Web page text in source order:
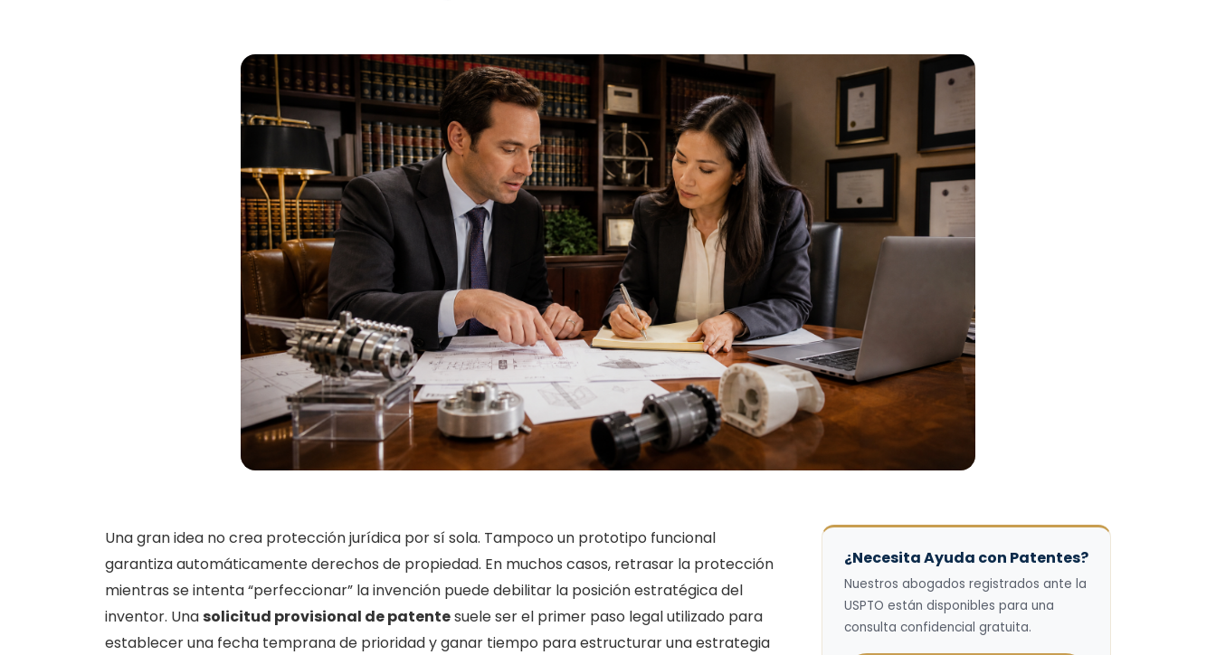
Una gran idea no crea protección jurídica por sí sola. Tampoco un prototipo funcional
garantiza automáticamente derechos de propiedad. En muchos casos, retrasar la protección
mientras se intenta “perfeccionar” la invención puede debilitar la posición estratégica del
inventor. Unasolicitud provisional de patentesuele ser el primer paso legal utilizado para
establecer una fecha temprana de prioridad y ganar tiempo para estructurar una estrategia
¿Necesita Ayuda con Patentes?
Nuestros abogados registrados ante la
USPTO están disponibles para una
consulta confidencial gratuita.